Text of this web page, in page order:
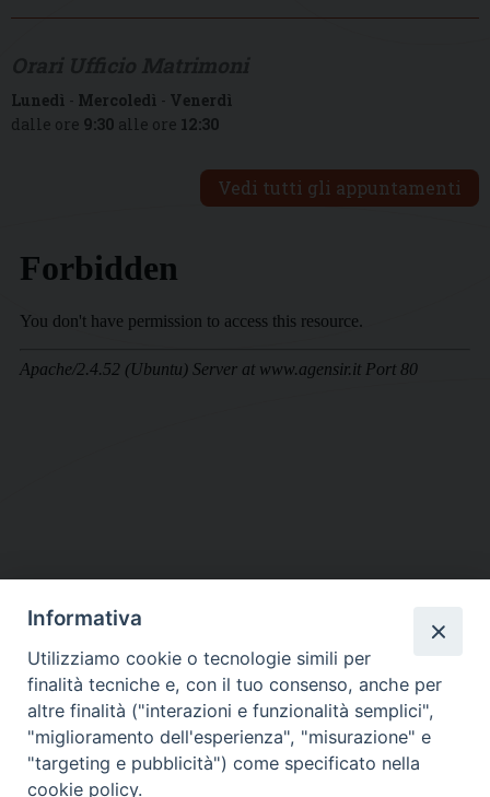
Lunedì - Mercoledì - Venerdì
dalle ore 9:30 alle ore 12:30
Vedi tutti gli appuntamenti
DIOCESI SUBURBICARIA DI ALBANO
Contatti:Tel.: 06.93268401 - Fax.: 06.9323844
E-mail:curia@diocesidialbano.it
Orari: dal Lunedì al Venerdì Ore: 9:00 - 13:00
Informativa
Utilizziamo cookie o tecnologie simili per
finalità tecniche e, con il tuo consenso, anche per
altre finalità ("interazioni e funzionalità semplici",
"miglioramento dell'esperienza", "misurazione" e
"targeting e pubblicità") come specificato nella
cookie policy.